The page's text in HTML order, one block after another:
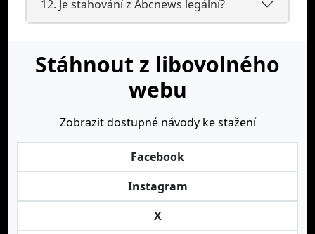
12. Je stahování z Abcnews legální?
Stáhnout z libovolného
webu
Zobrazit dostupné návody ke stažení
Facebook
Instagram
X